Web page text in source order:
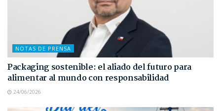
NOTAS DE PRENSA
Packaging sostenible: el aliado del futuro para
alimentar al mundo con responsabilidad
24/06/2026